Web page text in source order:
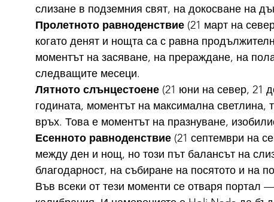
слизане в подземния свят, на докосване на
Пролетното равноденствие (21 март на
когато денят и нощта са с равна
моментът на засяване, на прераждане, на
следващите месеци.
Лятното слънцестоене (21 юни на север, 21
годината, моментът на максимална светлина,
връх. Това е моментът на празнуване,
Есенното равноденствие (21 септември на
между ден и нощ, но този път балансът на
благодарност, на събиране на посятото и на
Във всеки от тези моменти се отваря портал